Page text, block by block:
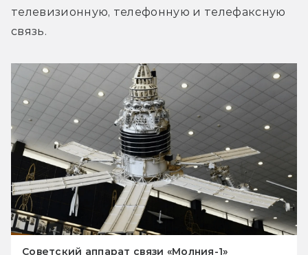
телевизионную, телефонную и телефаксную
связь.
Советский аппарат связи «Молния-1»